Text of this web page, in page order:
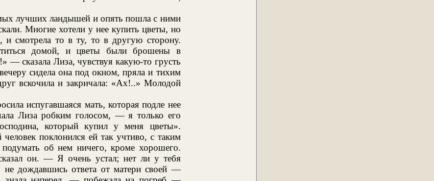
лучших ландышей и опять пошла с ними
Многие хотели у нее купить цветы, но
и смотрела то в ту, то в другую сторону.
домой, и цветы были брошены в
— сказала Лиза, чувствуя какую-то грусть
сидела она под окном, пряла и тихим
вскочила и закричала: «Ах!..» Молодой
испугавшаяся мать, которая подле нее
Лиза робким голосом, — я только его
который купил у меня цветы».
поклонился ей так учтиво, с таким
об нем ничего, кроме хорошего.
он. — Я очень устал; нет ли у тебя
не дождавшись ответа от матери своей —